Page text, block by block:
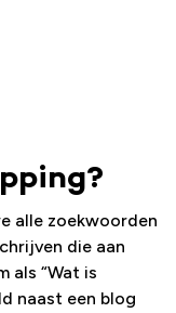
alle zoekwoorden
die aan
als “Wat is
naast een blog